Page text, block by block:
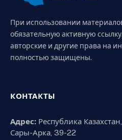
При использовании
обязательную активную
авторские и другие права на
полностью защищены.
КОНТАКТЫ
Адрес: Республика
Сары-Арка, 39-22